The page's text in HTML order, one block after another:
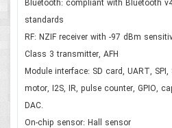
Bluetooth: compliant with Bluetooth
standards
RF: NZIF receiver with -97 dBm
Class 3 transmitter, AFH
Module interface: SD card, UART, SPI,
motor, I2S, IR, pulse counter, GPIO,
DAC.
On-chip sensor: Hall sensor